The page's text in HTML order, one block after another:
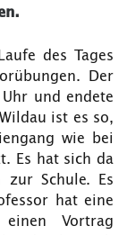
des Tages
Der
und endete
ist es so,
wie bei
Es hat sich da
Schule. Es
hat eine
Vortrag